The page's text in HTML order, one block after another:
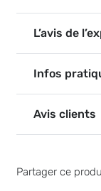
L’avis de
Infos
Avis clients
Partager ce